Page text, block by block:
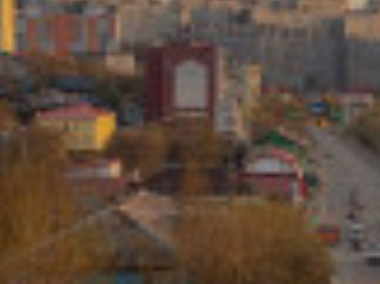
Сайт:
Адрес:
Телефон: